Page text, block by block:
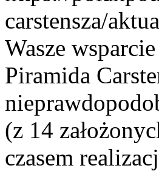
carstensza/
Wasze
Piramida
(z 14
czasem